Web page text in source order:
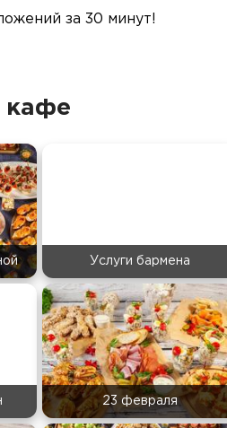
за 30 минут!
кафе
Услуги бармена
23 февраля